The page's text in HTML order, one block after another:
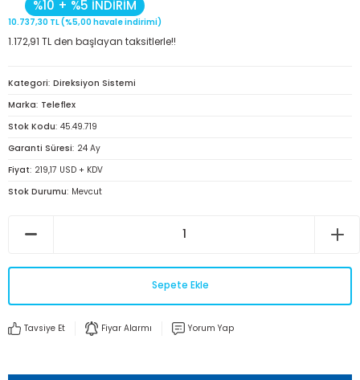
%10 + %5 İNDİRİM
10.737,30 TL (%5,00 havale indirimi)
1.172,91 TL den başlayan taksitlerle!!
Kategori Direksiyon Sistemi
Marka Teleflex
Stok Kodu 45.49.719
Garanti Süresi 24 Ay
Fiyat 219,17 USD + KDV
Stok Durumu Mevcut
Sepete Ekle
Tavsiye Et Fiyar Alarmı Yorum Yap